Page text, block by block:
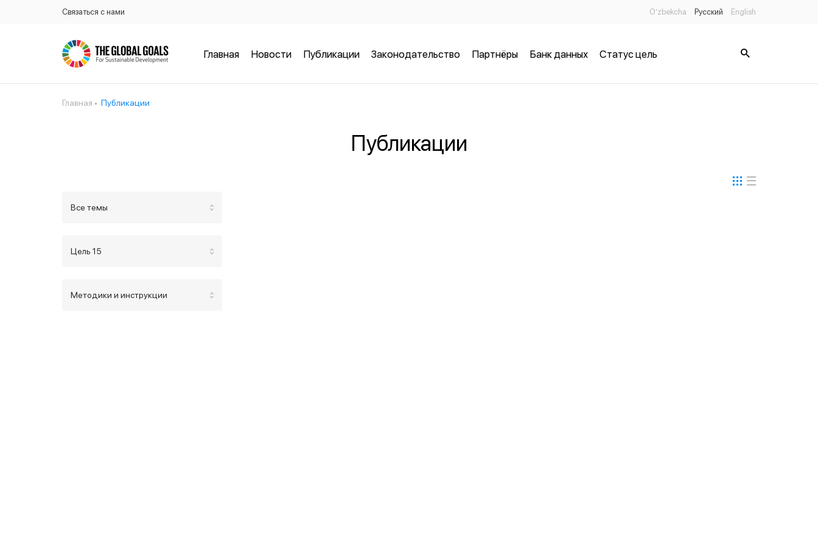
Связаться с нами O’zbekcha Русский English
Главная Новости Публикации Законодательство Партнёры Банк данных Статус цель
Главная Публикации
Публикации
Все темы
Цель 15
Методики и инструкции